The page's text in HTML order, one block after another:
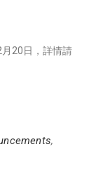
20日，詳情請
,